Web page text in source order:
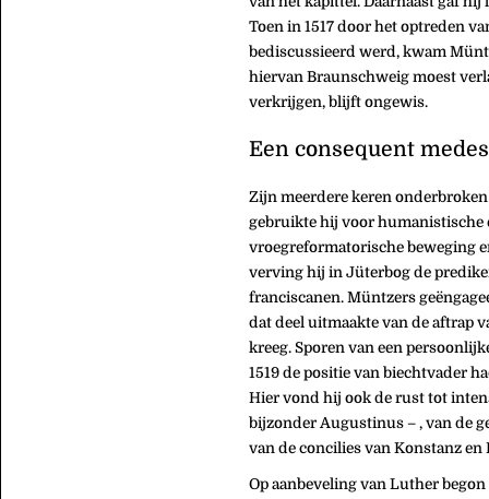
Toen in 1517 door het optreden
bediscussieerd werd, kwam
hiervan Braunschweig moest
verkrijgen, blijft ongewis.
Een consequent
Zijn meerdere keren
gebruikte hij voor humanistische
vroegreformatorische beweging
verving hij in Jüterbog de
franciscanen. Müntzers
dat deel uitmaakte van de aftrap
kreeg. Sporen van een
1519 de positie van biechtvader
Hier vond hij ook de rust tot
bijzonder Augustinus – , van de
van de concilies van Konstanz en
Op aanbeveling van Luther